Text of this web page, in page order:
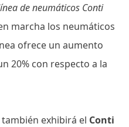
de neumáticos Conti
marcha los neumáticos
ofrece un aumento
20% con respecto a la
exhibirá el Conti